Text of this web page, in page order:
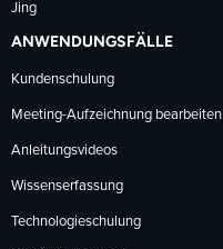
Jing
ANWENDUNGSFÄLLE
Kundenschulung
Meeting-Aufzeichnung bearbeiten
Anleitungsvideos
Wissenserfassung
Technologieschulung